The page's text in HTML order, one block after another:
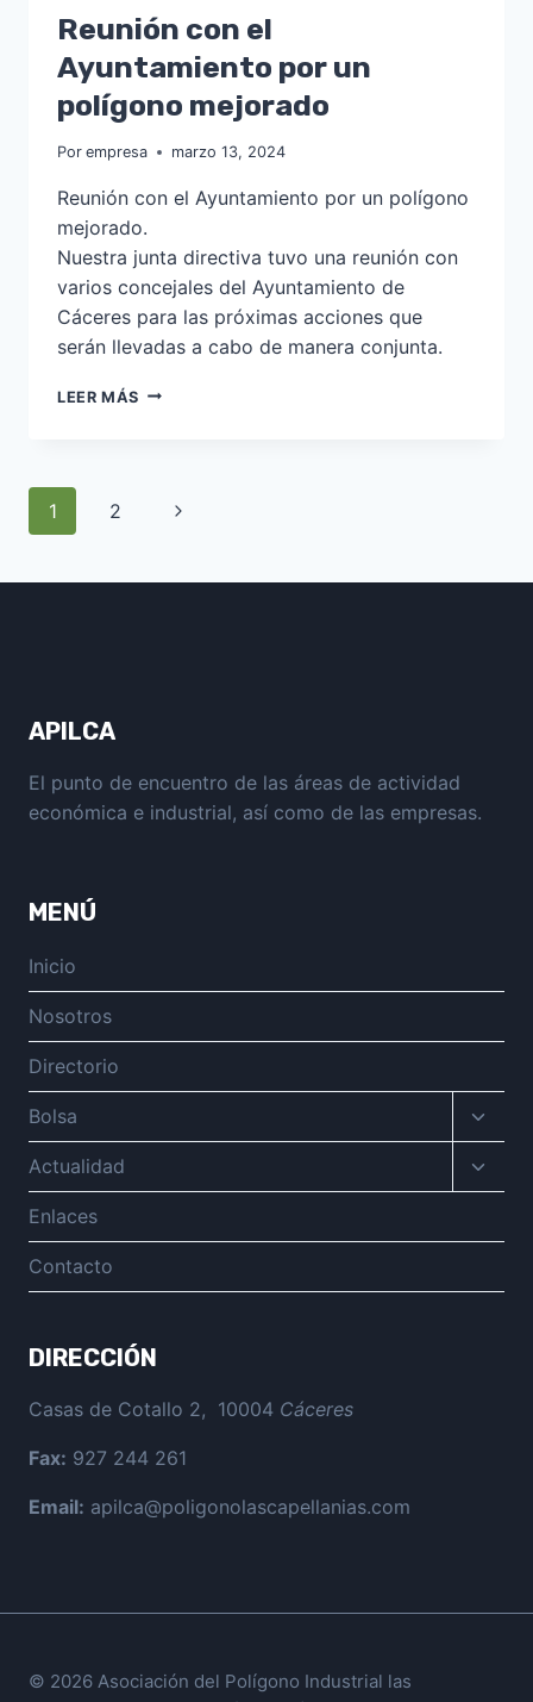
Reunión con el
Ayuntamiento por un
polígono mejorado
Por empresa marzo 13, 2024
Reunión con el Ayuntamiento por un polígono
mejorado.
Nuestra junta directiva tuvo una reunión con
varios concejales del Ayuntamiento de
Cáceres para las próximas acciones que
serán llevadas a cabo de manera conjunta.
LEER MÁS REUNIÓN
Navegación
de
1 2
Siguiente
APILCA
El punto de encuentro de las áreas de actividad
económica e industrial, así como de las empresas.
MENÚ
Inicio
Nosotros
Directorio
Bolsa
menú
hijo
Actualidad
menú
Enlaces
Contacto
DIRECCIÓN
Casas de Cotallo 2, 10004 Cáceres
Fax: 927 244 261
Email: apilca@poligonolascapellanias.com
© 2026 Asociación del Polígono Industrial las